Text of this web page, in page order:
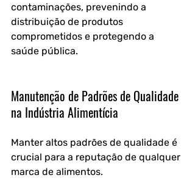
contaminações, prevenindo a
distribuição de produtos
comprometidos e protegendo a
saúde pública.
Manutenção de Padrões de Qualidade
na Indústria Alimentícia
Manter altos padrões de qualidade é
crucial para a reputação de qualquer
marca de alimentos.